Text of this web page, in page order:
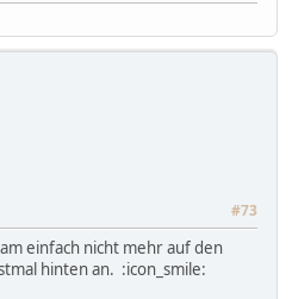
#73
einfach nicht mehr auf den
hinten an. :icon_smile: